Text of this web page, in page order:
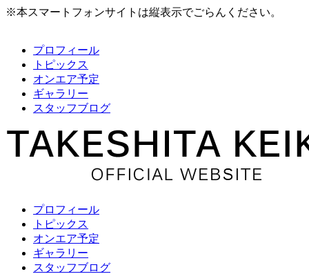
※本スマートフォンサイトは縦表示でごらんください。
プロフィール
トピックス
オンエア予定
ギャラリー
スタッフブログ
プロフィール
トピックス
オンエア予定
ギャラリー
スタッフブログ